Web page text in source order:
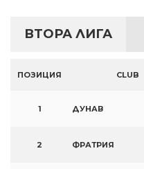
ВТОРА ЛИГА
ПОЗИЦИЯ CLUB
1 ДУНАВ
2 ФРАТРИЯ